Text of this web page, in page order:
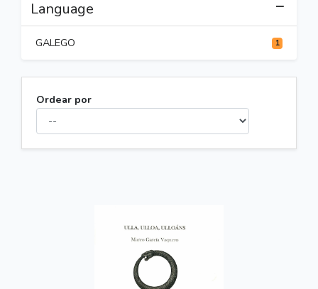
Language
GALEGO 1
Ordear por